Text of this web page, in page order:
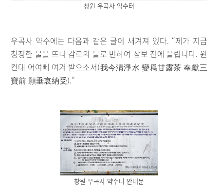
창원 우곡사 약수터
우곡사 약수에는 다음과 같은 글이 새겨져 있다. “제가 지금
청정한 물을 뜨니 감로의 물로 변하여 삼보 전에 올립니다. 원
컨대 어여삐 여겨 받으소서(我今淸淨水 變爲甘露茶 奉獻三
寶前 願垂哀納受).”
창원 우곡사 약수터 안내문